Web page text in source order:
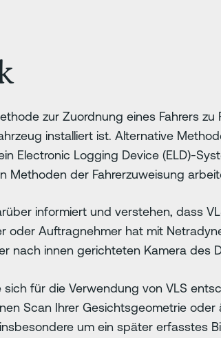
zur Zuordnung eines Fahrers
installiert ist. Alternative
Electronic Logging Device (ELD)-
Methoden der Fahrerzuweisung
informiert und verstehen, dass
oder Auftragnehmer hat mit
nach innen gerichteten Kamera des
sich für die Verwendung von VLS
Scan Ihrer Gesichtsgeometrie
um ein später erfasstes